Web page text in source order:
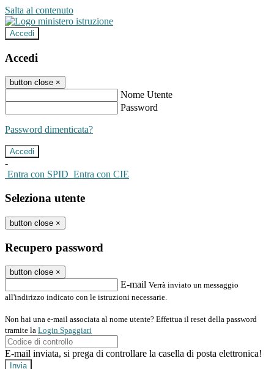
Salta al contenuto
Accedi
Accedi
button close ×
Nome Utente
Password
Password dimenticata?
-
Entra con SPID Entra con CIE
Seleziona utente
button close ×
Recupero password
button close ×
E-mail Verrà inviato un messaggio
all'indirizzo indicato con le istruzioni necessarie.
Non hai una e-mail associata al nome utente? Effettua il reset della password
tramite la Login Spaggiari
E-mail inviata, si prega di controllare la casella di posta elettronica!